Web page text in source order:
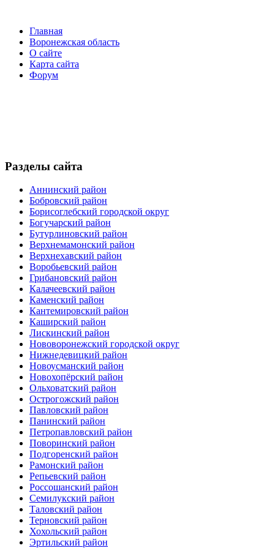
Главная
Воронежская область
О сайте
Карта сайта
Форум
Разделы сайта
Аннинский район
Бобровский район
Борисоглебский городской округ
Богучарский район
Бутурлиновский район
Верхнемамонский район
Верхнехавский район
Воробьевский район
Грибановский район
Калачеевский район
Каменский район
Кантемировский район
Каширский район
Лискинский район
Нововоронежский городской округ
Нижнедевицкий район
Новоусманский район
Новохопёрский район
Ольховатский район
Острогожский район
Павловский район
Панинский район
Петропавловский район
Поворинский район
Подгоренский район
Рамонский район
Репьевский район
Россошанский район
Семилукский район
Таловский район
Терновский район
Хохольский район
Эртильский район